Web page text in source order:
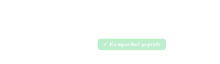
✓ Kompatibel geprüft